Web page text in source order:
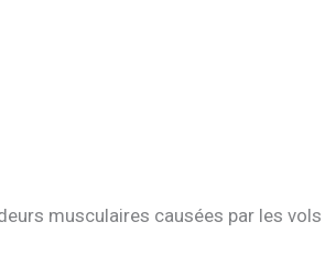
musculaires causées par les